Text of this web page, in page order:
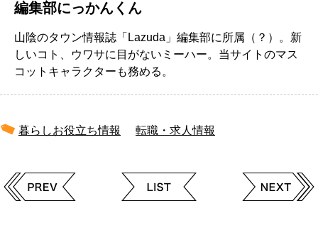
編集部にっかんくん
山陰のタウン情報誌「Lazuda」編集部に所属（？）。新
しいコト、ウワサに目がないミーハー。当サイトのマス
コットキャラクターも務める。
暮らしお役立ち情報 転職・求人情報